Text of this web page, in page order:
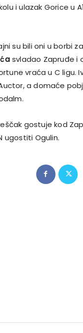
i ulazak Gorice u
su bili oni u borbi
svladao Zapruđe i
vraća u C ligu.
a domaće
gostuje kod
ugostiti Ogulin.